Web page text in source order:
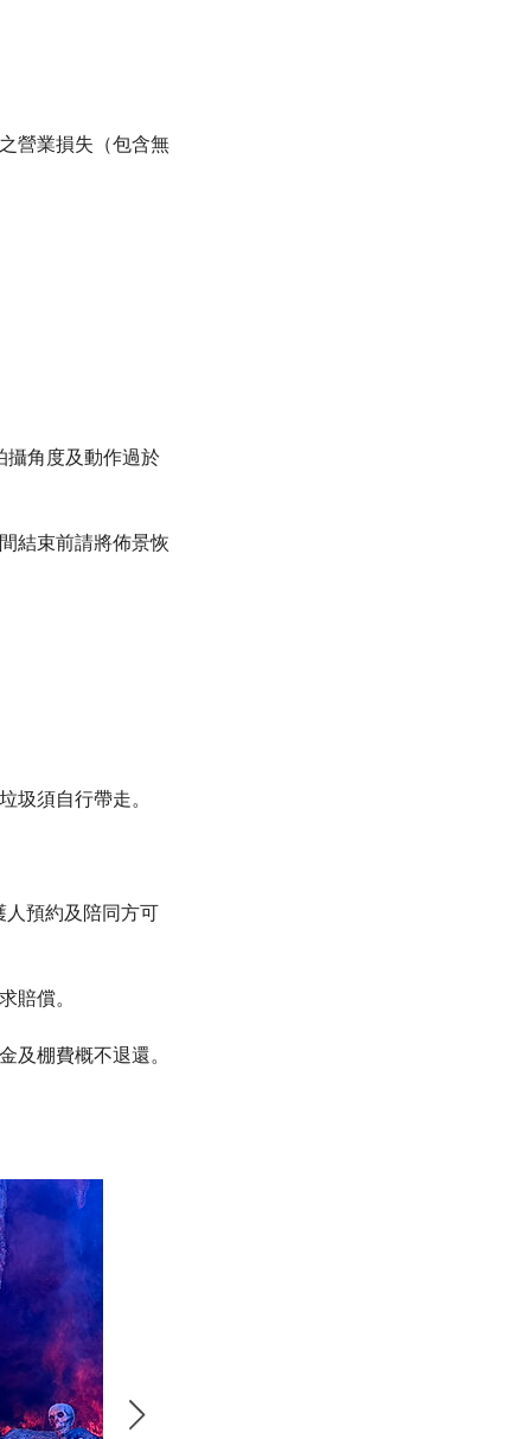
營業損失（包含無
攝角度及動作過於
結束前請將佈景恢
須自行帶走。
預約及陪同方可
賠償。
棚費概不退還。